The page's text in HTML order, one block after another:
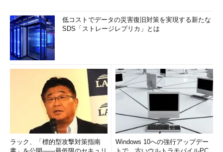
低コストでデータの災害復旧対策を実現する新たな
SDS「ストレージレプリカ」とは
ラック、「標的型攻撃対策指南
Windows 10への強行アップデー